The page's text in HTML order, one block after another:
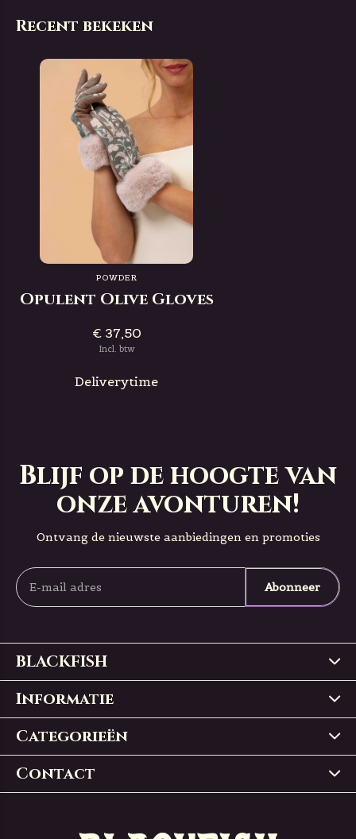
Recent bekeken
POWDER
Opulent Olive Gloves
€ 37,50
Incl. btw
Deliverytime
Blijf op de hoogte van
onze avonturen!
Ontvang de nieuwste aanbiedingen en promoties
Abonneer
BLACKFISH
Informatie
Categorieën
Contact